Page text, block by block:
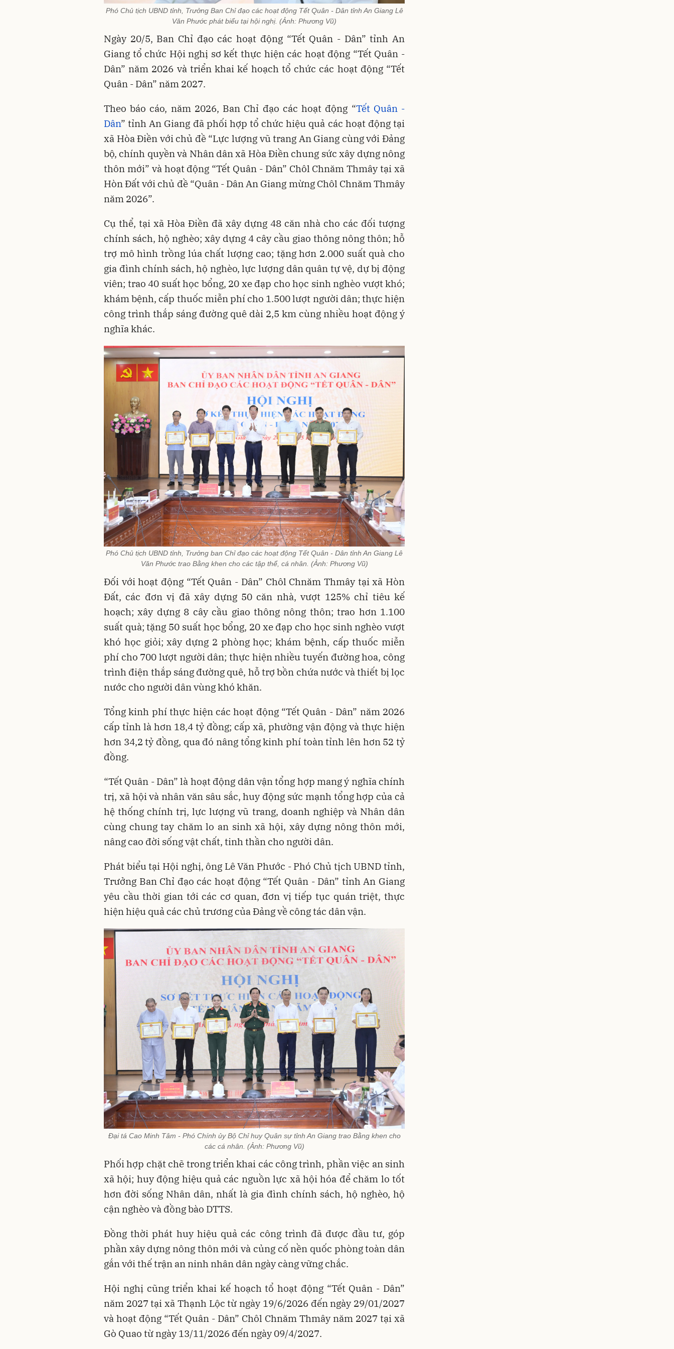
Phó Chủ tịch UBND tỉnh, Trưởng Ban Chỉ đạo các hoạt động Tết Quân - Dân tỉnh An Giang Lê
Văn Phước phát biểu tại hội nghị. (Ảnh: Phương Vũ)
Ngày 20/5, Ban Chỉ đạo các hoạt động “Tết Quân - Dân” tỉnh An
Giang tổ chức Hội nghị sơ kết thực hiện các hoạt động “Tết Quân -
Dân” năm 2026 và triển khai kế hoạch tổ chức các hoạt động “Tết
Quân - Dân” năm 2027.
Theo báo cáo, năm 2026, Ban Chỉ đạo các hoạt động “Tết Quân -
Dân” tỉnh An Giang đã phối hợp tổ chức hiệu quả các hoạt động tại
xã Hòa Điền với chủ đề “Lực lượng vũ trang An Giang cùng với Đảng
bộ, chính quyền và Nhân dân xã Hòa Điền chung sức xây dựng nông
thôn mới” và hoạt động “Tết Quân - Dân” Chôl Chnăm Thmây tại xã
Hòn Đất với chủ đề “Quân - Dân An Giang mừng Chôl Chnăm Thmây
năm 2026”.
Cụ thể, tại xã Hòa Điền đã xây dựng 48 căn nhà cho các đối tượng
chính sách, hộ nghèo; xây dựng 4 cây cầu giao thông nông thôn; hỗ
trợ mô hình trồng lúa chất lượng cao; tặng hơn 2.000 suất quà cho
gia đình chính sách, hộ nghèo, lực lượng dân quân tự vệ, dự bị động
viên; trao 40 suất học bổng, 20 xe đạp cho học sinh nghèo vượt khó;
khám bệnh, cấp thuốc miễn phí cho 1.500 lượt người dân; thực hiện
công trình thắp sáng đường quê dài 2,5 km cùng nhiều hoạt động ý
nghĩa khác.
Phó Chủ tịch UBND tỉnh, Trưởng ban Chỉ đạo các hoạt động Tết Quân - Dân tỉnh An Giang Lê
Văn Phước trao Bằng khen cho các tập thể, cá nhân. (Ảnh: Phương Vũ)
Đối với hoạt động “Tết Quân - Dân” Chôl Chnăm Thmây tại xã Hòn
Đất, các đơn vị đã xây dựng 50 căn nhà, vượt 125% chỉ tiêu kế
hoạch; xây dựng 8 cây cầu giao thông nông thôn; trao hơn 1.100
suất quà; tặng 50 suất học bổng, 20 xe đạp cho học sinh nghèo vượt
khó học giỏi; xây dựng 2 phòng học; khám bệnh, cấp thuốc miễn
phí cho 700 lượt người dân; thực hiện nhiều tuyến đường hoa, công
trình điện thắp sáng đường quê, hỗ trợ bồn chứa nước và thiết bị lọc
nước cho người dân vùng khó khăn.
Tổng kinh phí thực hiện các hoạt động “Tết Quân - Dân” năm 2026
cấp tỉnh là hơn 18,4 tỷ đồng; cấp xã, phường vận động và thực hiện
hơn 34,2 tỷ đồng, qua đó nâng tổng kinh phí toàn tỉnh lên hơn 52 tỷ
đồng.
“Tết Quân - Dân” là hoạt động dân vận tổng hợp mang ý nghĩa chính
trị, xã hội và nhân văn sâu sắc, huy động sức mạnh tổng hợp của cả
hệ thống chính trị, lực lượng vũ trang, doanh nghiệp và Nhân dân
cùng chung tay chăm lo an sinh xã hội, xây dựng nông thôn mới,
nâng cao đời sống vật chất, tinh thần cho người dân.
Phát biểu tại Hội nghị, ông Lê Văn Phước - Phó Chủ tịch UBND tỉnh,
Trưởng Ban Chỉ đạo các hoạt động “Tết Quân - Dân” tỉnh An Giang
yêu cầu thời gian tới các cơ quan, đơn vị tiếp tục quán triệt, thực
hiện hiệu quả các chủ trương của Đảng về công tác dân vận.
Đại tá Cao Minh Tâm - Phó Chính ủy Bộ Chỉ huy Quân sự tỉnh An Giang trao Bằng khen cho
các cá nhân. (Ảnh: Phương Vũ)
Phối hợp chặt chẽ trong triển khai các công trình, phần việc an sinh
xã hội; huy động hiệu quả các nguồn lực xã hội hóa để chăm lo tốt
hơn đời sống Nhân dân, nhất là gia đình chính sách, hộ nghèo, hộ
cận nghèo và đồng bào DTTS.
Đồng thời phát huy hiệu quả các công trình đã được đầu tư, góp
phần xây dựng nông thôn mới và củng cố nền quốc phòng toàn dân
gắn với thế trận an ninh nhân dân ngày càng vững chắc.
Hội nghị cũng triển khai kế hoạch tổ hoạt động “Tết Quân - Dân”
năm 2027 tại xã Thạnh Lộc từ ngày 19/6/2026 đến ngày 29/01/2027
và hoạt động “Tết Quân - Dân” Chôl Chnăm Thmây năm 2027 tại xã
Gò Quao từ ngày 13/11/2026 đến ngày 09/4/2027.